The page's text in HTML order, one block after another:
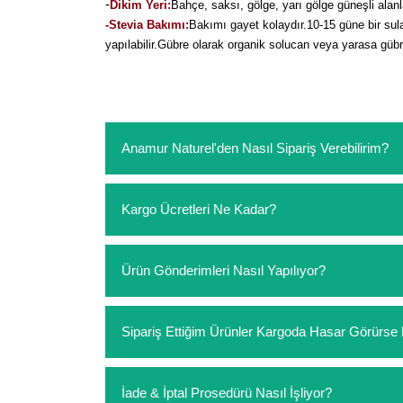
-Dikim Yeri: Bahçe, saksı, gölge, yarı gölge güneşli
-Stevia Bakımı: Bakımı gayet kolaydır.10-15 güne bir
yapılabilir.Gübre olarak organik solucan veya yarasa
Anamur Naturel'den Nasıl Sipariş Verebilirim?
sipariş verebilirsiniz. Sitemizden vereceğiniz
ödeme yoktur.
Kargo Ücretleri Ne Kadar?
siparişlerinizde sepetinizdeki ürünleri
Ürün Gönderimleri Nasıl Yapılıyor?
Sipariş Ettiğim Ürünler Kargoda Hasar
hasar görmüş ise hemen bizimle iletişime
İade & İptal Prosedürü Nasıl İşliyor?